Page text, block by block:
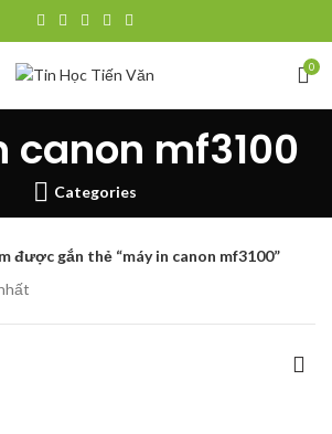
0
canon mf3100
Categories
được gắn thẻ “máy in canon mf3100”